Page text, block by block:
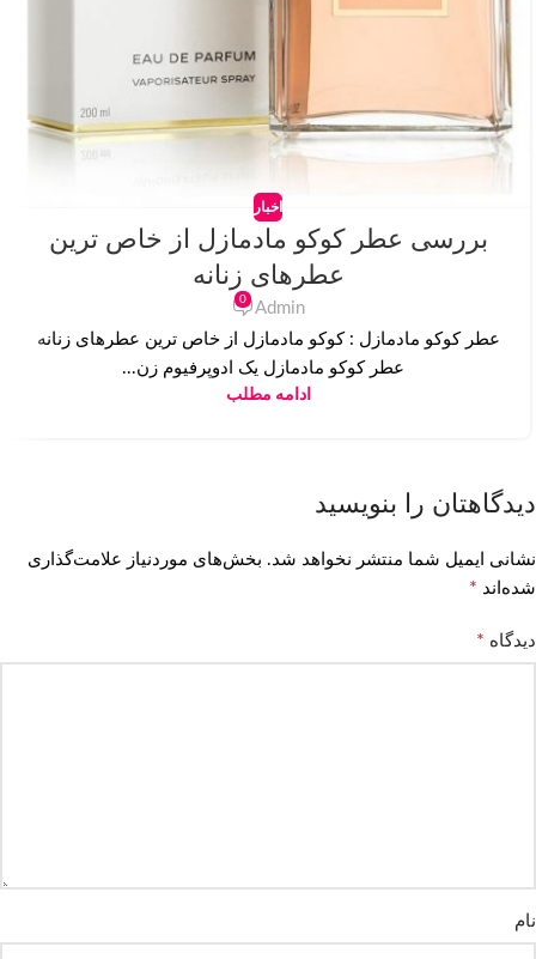
اخبار
بررسی عطر کوکو مادمازل از خاص ترین
عطرهای زنانه
Admin
0
عطر کوکو مادمازل : کوکو مادمازل از خاص ترین عطرهای زنانه
عطر کوکو مادمازل یک ادوپرفیوم زن...
ادامه مطلب
دیدگاهتان را بنویسید
نشانی ایمیل شما منتشر نخواهد شد. بخش‌های موردنیاز علامت‌گذاری
شده‌اند *
دیدگاه *
نام